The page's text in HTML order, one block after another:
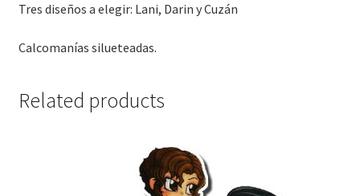
Tres diseños a elegir: Lani, Darin y Cuzán
Calcomanías silueteadas.
Related products